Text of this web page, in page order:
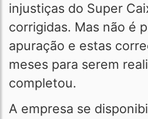
injustiças do Super
corrigidas. Mas não é
apuração e estas
meses para serem
completou.
A empresa se